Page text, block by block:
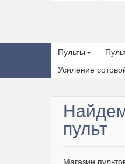
Пульты
Усиление
пульт
Магазин